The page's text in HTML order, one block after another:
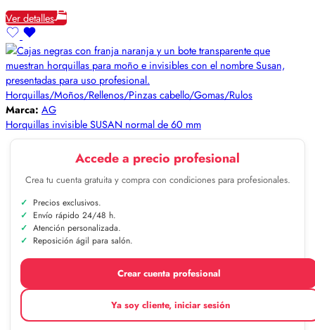
Ver detalles
Horquillas/Moños/Rellenos/Pinzas cabello/Gomas/Rulos
Marca: AG
Horquillas invisible SUSAN normal de 60 mm
Accede a precio profesional
Crea tu cuenta gratuita y compra con condiciones para profesionales.
Precios exclusivos.
Envío rápido 24/48 h.
Atención personalizada.
Reposición ágil para salón.
Crear cuenta profesional
Ya soy cliente, iniciar sesión